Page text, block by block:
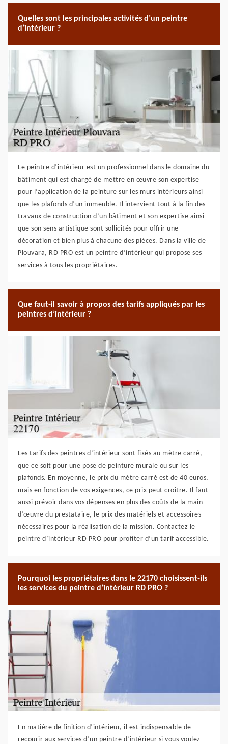
Quelles sont les principales activités d’un peintre
d’intérieur ?
Le peintre d’intérieur est un professionnel dans le domaine du
bâtiment qui est chargé de mettre en œuvre son expertise
pour l’application de la peinture sur les murs intérieurs ainsi
que les plafonds d’un immeuble. Il intervient tout à la fin des
travaux de construction d’un bâtiment et son expertise ainsi
que son sens artistique sont sollicités pour offrir une
décoration et bien plus à chacune des pièces. Dans la ville de
Plouvara, RD PRO est un peintre d’intérieur qui propose ses
services à tous les propriétaires.
Que faut-il savoir à propos des tarifs appliqués par les
peintres d’intérieur ?
Les tarifs des peintres d’intérieur sont fixés au mètre carré,
que ce soit pour une pose de peinture murale ou sur les
plafonds. En moyenne, le prix du mètre carré est de 40 euros,
mais en fonction de vos exigences, ce prix peut croître. Il faut
aussi prévoir dans vos dépenses en plus des coûts de la main-
d’œuvre du prestataire, le prix des matériels et accessoires
nécessaires pour la réalisation de la mission. Contactez le
peintre d’intérieur RD PRO pour profiter d’un tarif accessible.
Pourquoi les propriétaires dans le 22170 choisissent-ils
les services du peintre d’intérieur RD PRO ?
En matière de finition d’intérieur, il est indispensable de
recourir aux services d’un peintre d’intérieur si vous voulez